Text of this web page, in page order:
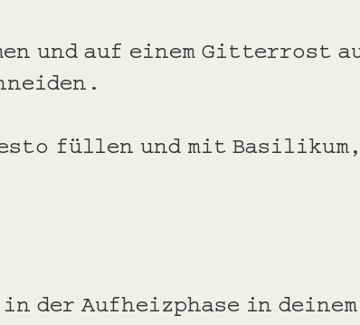
und auf einem Gitterrost
füllen und mit
der Aufheizphase in